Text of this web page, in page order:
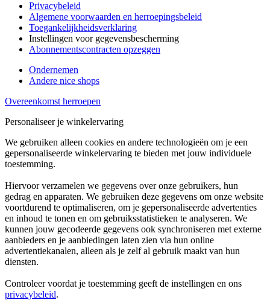
Privacybeleid
Algemene voorwaarden en herroepingsbeleid
Toegankelijkheidsverklaring
Instellingen voor gegevensbescherming
Abonnementscontracten opzeggen
Ondernemen
Andere nice shops
Overeenkomst herroepen
Personaliseer je winkelervaring
We gebruiken alleen cookies en andere technologieën om je een
gepersonaliseerde winkelervaring te bieden met jouw individuele
toestemming.
Hiervoor verzamelen we gegevens over onze gebruikers, hun
gedrag en apparaten. We gebruiken deze gegevens om onze website
voortdurend te optimaliseren, om je gepersonaliseerde advertenties
en inhoud te tonen en om gebruiksstatistieken te analyseren. We
kunnen jouw gecodeerde gegevens ook synchroniseren met externe
aanbieders en je aanbiedingen laten zien via hun online
advertentiekanalen, alleen als je zelf al gebruik maakt van hun
diensten.
Controleer voordat je toestemming geeft de instellingen en ons
privacybeleid.